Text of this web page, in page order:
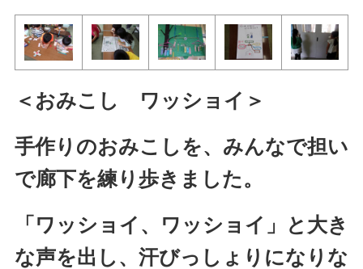
＜おみこし ワッショイ＞
手作りのおみこしを、みんなで担い
で廊下を練り歩きました。
「ワッショイ、ワッショイ」と大き
な声を出し、汗びっしょりになりな